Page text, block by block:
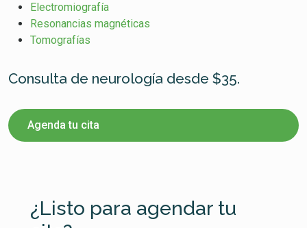
Electromiografía
Resonancias magnéticas
Tomografías
Consulta de neurología desde $35.
Agenda tu cita
¿Listo para agendar tu